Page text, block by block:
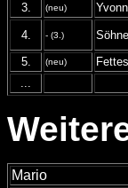
3.
(neu)
4. - (3.)
5.
(neu)
...
Mario